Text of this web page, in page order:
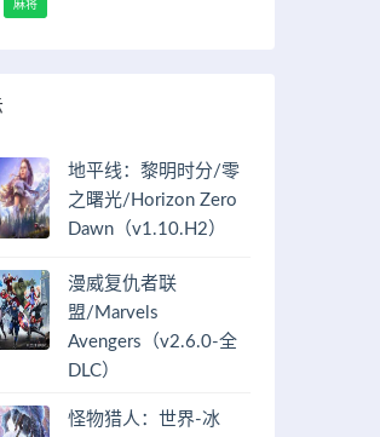
麻将
地平线：黎明时分/零
之曙光/Horizon Zero
Dawn（v1.10.H2）
漫威复仇者联
盟/Marvels
Avengers（v2.6.0-全
DLC）
怪物猎人：世界-冰